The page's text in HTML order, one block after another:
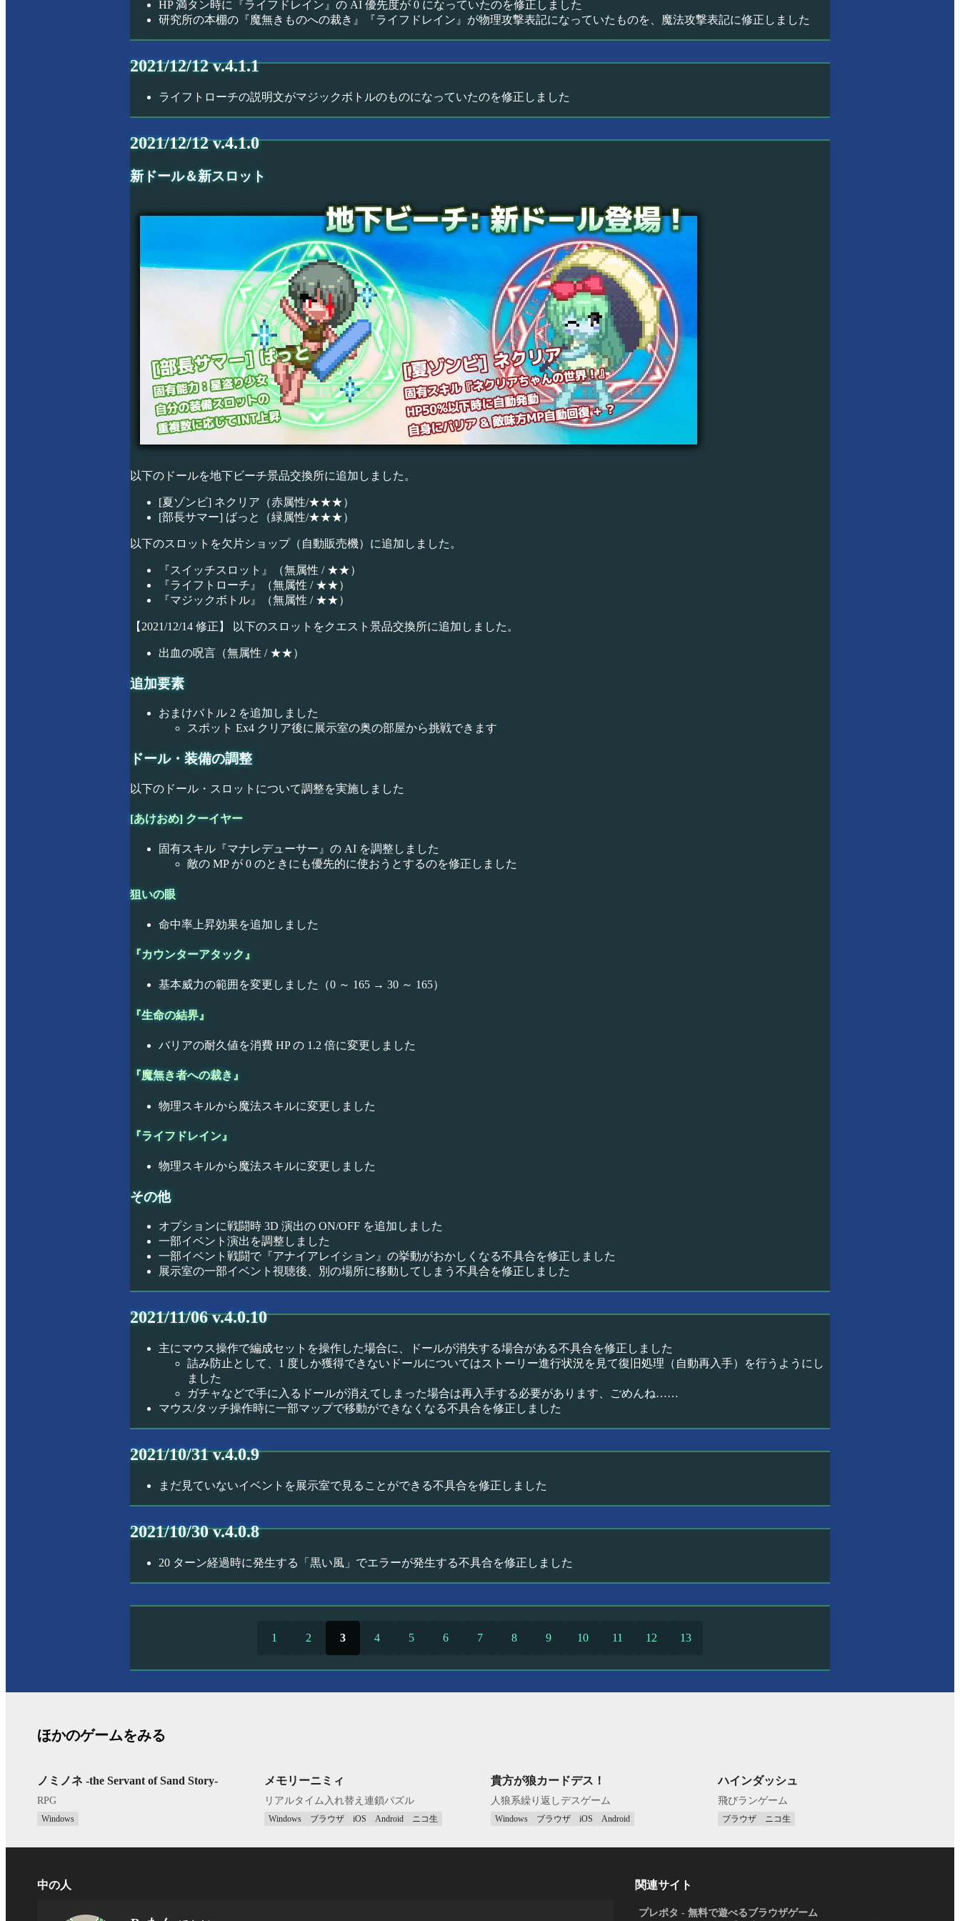
HP 満タン時に『ライフドレイン』の AI 優先度が 0 になっていたのを修正しました
研究所の本棚の『魔無きものへの裁き』『ライフドレイン』が物理攻撃表記になっていたものを、魔法攻撃表記に修正しました
2021/12/12 v.4.1.1
ライフトローチの説明文がマジックボトルのものになっていたのを修正しました
2021/12/12 v.4.1.0
新ドール＆新スロット
以下のドールを地下ビーチ景品交換所に追加しました。
[夏ゾンビ] ネクリア（赤属性/★★★）
[部長サマー] ばっと（緑属性/★★★）
以下のスロットを欠片ショップ（自動販売機）に追加しました。
『スイッチスロット』（無属性 / ★★）
『ライフトローチ』（無属性 / ★★）
『マジックボトル』（無属性 / ★★）
【2021/12/14 修正】 以下のスロットをクエスト景品交換所に追加しました。
出血の呪言（無属性 / ★★）
追加要素
おまけバトル 2 を追加しました
スポット Ex4 クリア後に展示室の奥の部屋から挑戦できます
ドール・装備の調整
以下のドール・スロットについて調整を実施しました
[あけおめ] クーイヤー
固有スキル『マナレデューサー』の AI を調整しました
敵の MP が 0 のときにも優先的に使おうとするのを修正しました
狙いの眼
命中率上昇効果を追加しました
『カウンターアタック』
基本威力の範囲を変更しました（0 ～ 165 → 30 ～ 165）
『生命の結界』
バリアの耐久値を消費 HP の 1.2 倍に変更しました
『魔無き者への裁き』
物理スキルから魔法スキルに変更しました
『ライフドレイン』
物理スキルから魔法スキルに変更しました
その他
オプションに戦闘時 3D 演出の ON/OFF を追加しました
一部イベント演出を調整しました
一部イベント戦闘で『アナイアレイション』の挙動がおかしくなる不具合を修正しました
展示室の一部イベント視聴後、別の場所に移動してしまう不具合を修正しました
2021/11/06 v.4.0.10
主にマウス操作で編成セットを操作した場合に、ドールが消失する場合がある不具合を修正しました
詰み防止として、1 度しか獲得できないドールについてはストーリー進行状況を見て復旧処理（自動再入手）を行うようにし
ました
ガチャなどで手に入るドールが消えてしまった場合は再入手する必要があります、ごめんね……
マウス/タッチ操作時に一部マップで移動ができなくなる不具合を修正しました
2021/10/31 v.4.0.9
まだ見ていないイベントを展示室で見ることができる不具合を修正しました
2021/10/30 v.4.0.8
20 ターン経過時に発生する「黒い風」でエラーが発生する不具合を修正しました
1 2 3 4 5 6 7 8 9 10 11 12 13
ほかのゲームをみる
ノミノネ -the Servant of Sand Story-
RPG
Windows
メモリーニミィ
リアルタイム入れ替え連鎖パズル
Windows ブラウザ iOS Android ニコ生
貴方が狼カードデス！
人狼系繰り返しデスゲーム
Windows ブラウザ iOS Android
ハインダッシュ
飛びランゲーム
ブラウザ ニコ生
中の人 関連サイト
プレポタ - 無料で遊べるブラウザゲーム